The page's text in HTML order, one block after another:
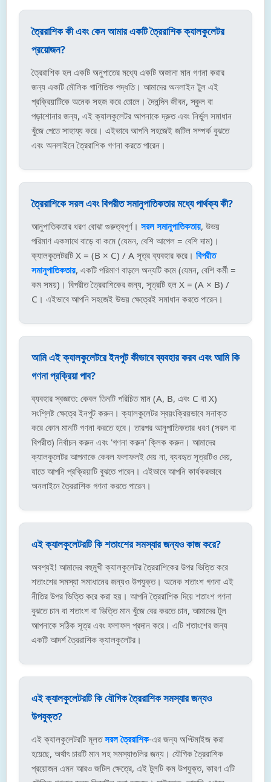
ত্রৈরাশিক কী এবং কেন আমার একটি ত্রৈরাশিক ক্যালকুলেটর
প্রয়োজন?
ত্রৈরাশিক হল একটি অনুপাতের মধ্যে একটি অজানা মান গণনা করার
জন্য একটি মৌলিক গাণিতিক পদ্ধতি। আমাদের অনলাইন টুল এই
প্রক্রিয়াটিকে অনেক সহজ করে তোলে। দৈনন্দিন জীবন, স্কুল বা
পড়াশোনার জন্য, এই ক্যালকুলেটর আপনাকে দ্রুত এবং নির্ভুল সমাধান
খুঁজে পেতে সাহায্য করে। এইভাবে আপনি সহজেই জটিল সম্পর্ক বুঝতে
এবং অনলাইনে ত্রৈরাশিক গণনা করতে পারেন।
ত্রৈরাশিকে সরল এবং বিপরীত সমানুপাতিকতার মধ্যে পার্থক্য কী?
আনুপাতিকতার ধরণ বোঝা গুরুত্বপূর্ণ। সরল সমানুপাতিকতায়, উভয়
পরিমাণ একসাথে বাড়ে বা কমে (যেমন, বেশি আপেল = বেশি দাম)।
ক্যালকুলেটরটি X = (B × C) / A সূত্র ব্যবহার করে। বিপরীত
সমানুপাতিকতায়, একটি পরিমাণ বাড়লে অন্যটি কমে (যেমন, বেশি কর্মী =
কম সময়)। বিপরীত ত্রৈরাশিকের জন্য, সূত্রটি হল X = (A × B) /
C। এইভাবে আপনি সহজেই উভয় ক্ষেত্রেই সমাধান করতে পারেন।
আমি এই ক্যালকুলেটরে ইনপুট কীভাবে ব্যবহার করব এবং আমি কি
গণনা প্রক্রিয়া পাব?
ব্যবহার স্বজ্ঞাত: কেবল তিনটি পরিচিত মান (A, B, এবং C বা X)
সংশ্লিষ্ট ক্ষেত্রে ইনপুট করুন। ক্যালকুলেটর স্বয়ংক্রিয়ভাবে সনাক্ত
করে কোন মানটি গণনা করতে হবে। তারপর আনুপাতিকতার ধরণ (সরল বা
বিপরীত) নির্বাচন করুন এবং 'গণনা করুন' ক্লিক করুন। আমাদের
ক্যালকুলেটর আপনাকে কেবল ফলাফলই দেয় না, ব্যবহৃত সূত্রটিও দেয়,
যাতে আপনি প্রক্রিয়াটি বুঝতে পারেন। এইভাবে আপনি কার্যকরভাবে
অনলাইনে ত্রৈরাশিক গণনা করতে পারেন।
এই ক্যালকুলেটরটি কি শতাংশের সমস্যার জন্যও কাজ করে?
অবশ্যই! আমাদের বহুমুখী ক্যালকুলেটর ত্রৈরাশিকের উপর ভিত্তি করে
শতাংশের সমস্যা সমাধানের জন্যও উপযুক্ত। অনেক শতাংশ গণনা এই
নীতির উপর ভিত্তি করে করা হয়। আপনি ত্রৈরাশিক দিয়ে শতাংশ গণনা
বুঝতে চান বা শতাংশ বা ভিত্তি মান খুঁজে বের করতে চান, আমাদের টুল
আপনাকে সঠিক সূত্র এবং ফলাফল প্রদান করে। এটি শতাংশের জন্য
একটি আদর্শ ত্রৈরাশিক ক্যালকুলেটর।
এই ক্যালকুলেটরটি কি যৌগিক ত্রৈরাশিক সমস্যার জন্যও
উপযুক্ত?
এই ক্যালকুলেটরটি মূলতসরল ত্রৈরাশিক-এর জন্য অপ্টিমাইজ করা
হয়েছে, অর্থাৎ চারটি মান সহ সমস্যাগুলির জন্য। যৌগিক ত্রৈরাশিক
প্রয়োজন এমন আরও জটিল ক্ষেত্রে, এই টুলটি কম উপযুক্ত, কারণ এটি